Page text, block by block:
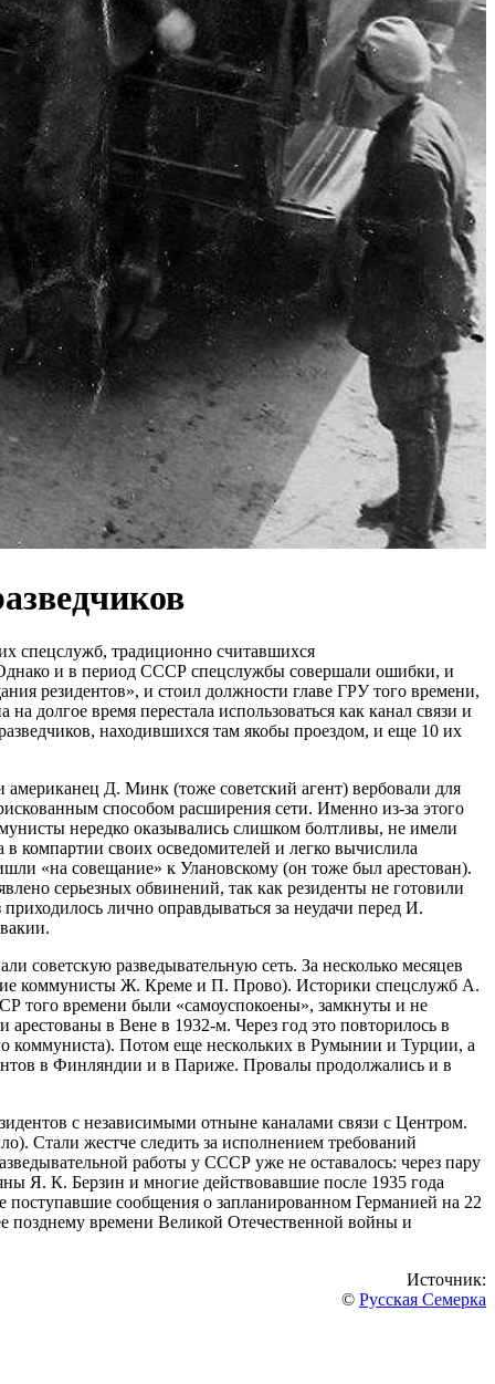
спецслужб, традиционно считавшихся
и в период СССР спецслужбы совершали ошибки, и
резидентов», и стоил должности главе ГРУ того времени,
долгое время перестала использоваться как канал связи и
находившихся там якобы проездом, и еще 10 их
Д. Минк (тоже советский агент) вербовали для
способом расширения сети. Именно из-за этого
нередко оказывались слишком болтливы, не имели
компартии своих осведомителей и легко вычислила
«на совещание» к Улановскому (он тоже был арестован).
серьезных обвинений, так как резиденты не готовили
лично оправдываться за неудачи перед И.
советскую разведывательную сеть. За несколько месяцев
коммунисты Ж. Креме и П. Прово). Историки спецслужб А.
того времени были «самоуспокоены», замкнуты и не
арестованы в Вене в 1932-м. Через год это повторилось в
коммуниста). Потом еще нескольких в Румынии и Турции, а
в Финляндии и в Париже. Провалы продолжались и в
с независимыми отныне каналами связи с Центром.
Стали жестче следить за исполнением требований
работы у СССР уже не оставалось: через пару
Я. К. Берзин и многие действовавшие после 1935 года
поступавшие сообщения о запланированном Германией на 22
позднему времени Великой Отечественной войны и
Источник:
© Русская Семерка